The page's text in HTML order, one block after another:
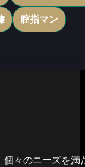
膣指マン
々のニーズを